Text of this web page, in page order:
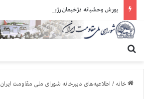
خانه / اطلاعیه‌های دبیرخانه شورای ملی مقاومت ایران